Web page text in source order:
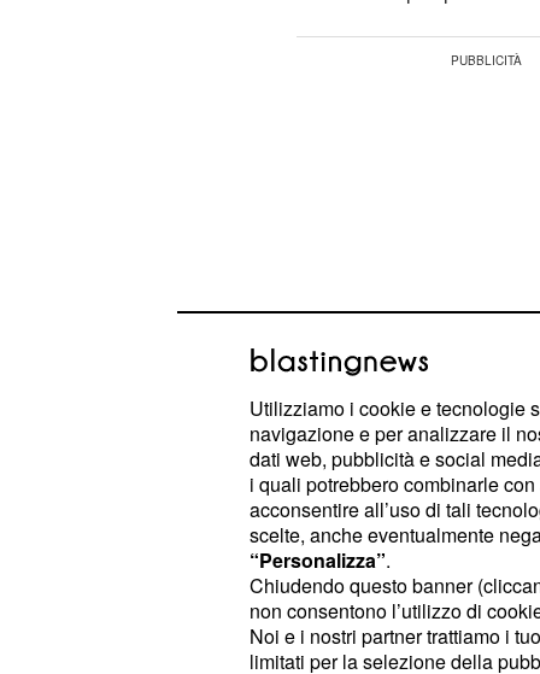
La Juve, dunque, potrebbe farsi
che starebbe cercando qualcuno
esperienza per sostituireAndrea
Guelpa parla della
allenatore
Utilizziamo i cookie e tecnologie
navigazione e per analizzare il
dati web, pubblicità e social
i quali potrebbero combinarle
acconsentire all’uso di tali
scelte, anche eventualmente
“Personalizza”.
Chiudendo questo banner
non consentono l’utilizzo di
Noi e i nostri partner trattiamo i
limitati per la selezione della